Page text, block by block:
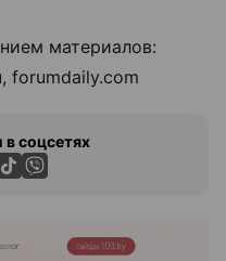
материалов:
forumdaily.com
в соцсетях